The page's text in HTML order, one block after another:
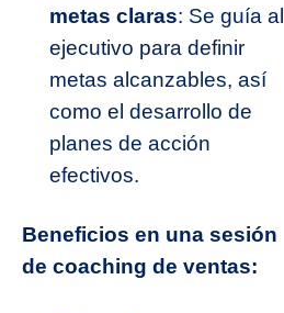
metas claras: Se guía al
ejecutivo para definir
metas alcanzables, así
como el desarrollo de
planes de acción
efectivos.
Beneficios en una sesión
de coaching de ventas: